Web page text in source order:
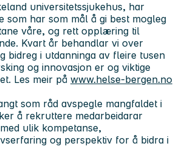
universitetssjukehus, har
som har som mål å gi best mogleg
våre, og rett opplæring til
Kvart år behandlar vi over
bidreg i utdanninga av fleire tusen
og innovasjon er og viktige
Les meir på www.helse-bergen.no
som råd avspegle mangfaldet i
å rekruttere medarbeidarar
ulik kompetanse,
og perspektiv for å bidra i